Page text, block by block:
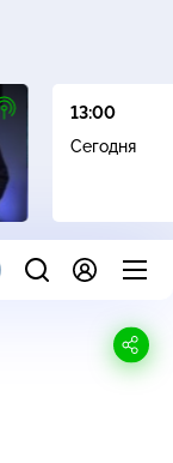
13:00
Сегодня